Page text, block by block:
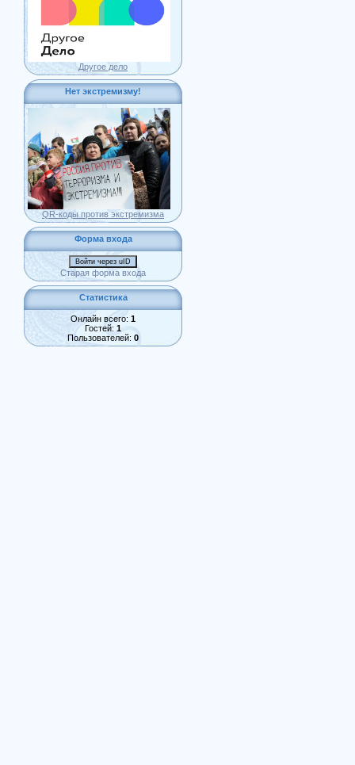
Другое дело
Нет экстремизму!
QR-коды против экстремизма
Форма входа
Войти через uID
Старая форма входа
Статистика
Онлайн всего: 1
Гостей: 1
Пользователей: 0